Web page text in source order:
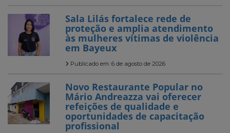
Sala Lilás fortalece rede de
proteção e amplia atendimento
às mulheres vítimas de violência
em Bayeux
Publicado em: 6 de agosto de 2026
Novo Restaurante Popular no
Mário Andreazza vai oferecer
refeições de qualidade e
oportunidades de capacitação
profissional